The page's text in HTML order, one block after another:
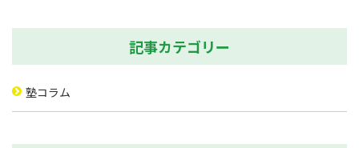
記事カテゴリー
塾コラム